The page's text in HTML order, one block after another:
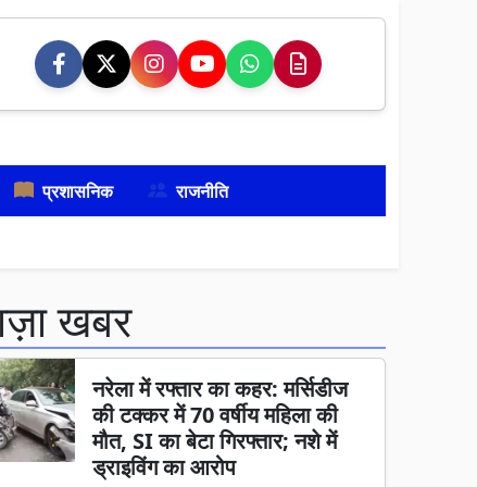
प्रशासनिक राजनीति
खबर
नरेला में रफ्तार का कहर: मर्सिडीज
की टक्कर में 70 वर्षीय महिला की
मौत, SI का बेटा गिरफ्तार; नशे में
ड्राइविंग का आरोप